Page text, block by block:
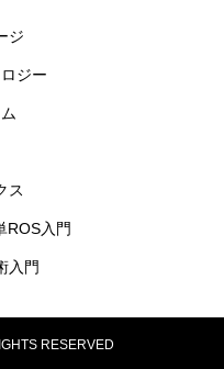
ジ
ジー
ス
ROS入門
入門
RESERVED